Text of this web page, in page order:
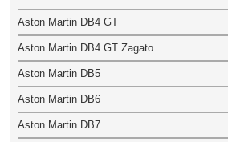
Aston Martin DB4 GT
Aston Martin DB4 GT Zagato
Aston Martin DB5
Aston Martin DB6
Aston Martin DB7